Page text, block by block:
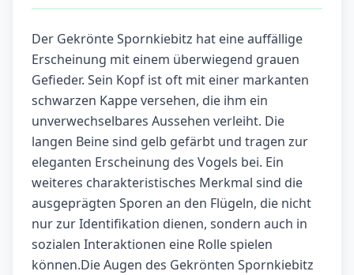
Der Gekrönte Spornkiebitz hat eine auffällige
Erscheinung mit einem überwiegend grauen
Gefieder. Sein Kopf ist oft mit einer markanten
schwarzen Kappe versehen, die ihm ein
unverwechselbares Aussehen verleiht. Die
langen Beine sind gelb gefärbt und tragen zur
eleganten Erscheinung des Vogels bei. Ein
weiteres charakteristisches Merkmal sind die
ausgeprägten Sporen an den Flügeln, die nicht
nur zur Identifikation dienen, sondern auch in
sozialen Interaktionen eine Rolle spielen
können.Die Augen des Gekrönten Spornkiebitz